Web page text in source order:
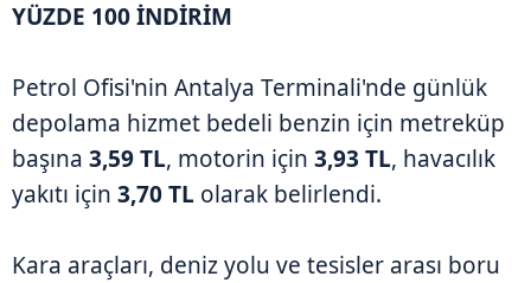
YÜZDE 100 İNDİRİM
Petrol Ofisi'nin Antalya Terminali'nde günlük
depolama hizmet bedeli benzin için metreküp
başına 3,59 TL, motorin için 3,93 TL, havacılık
yakıtı için 3,70 TL olarak belirlendi.
Kara araçları, deniz yolu ve tesisler arası boru